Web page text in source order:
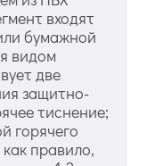
входят
бумажной
видом
две
защитно-
тиснение;
горячего
правило,